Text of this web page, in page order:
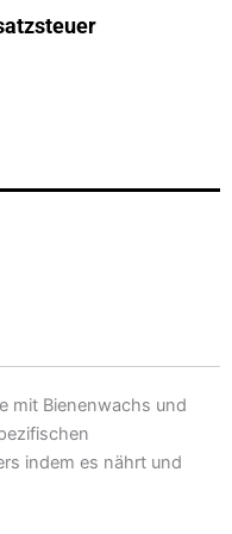
mit Bienenwachs und
indem es nährt und